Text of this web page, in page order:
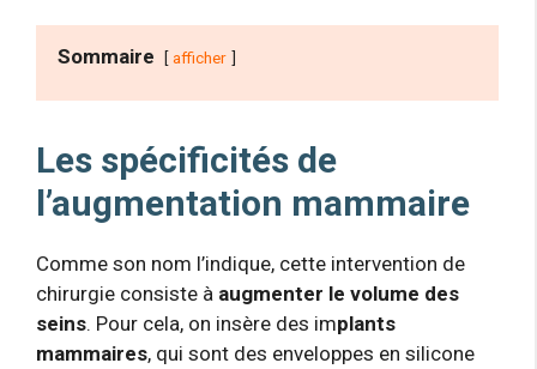
Sommaire afficher
Les spécificités de
l’augmentation mammaire
Comme son nom l’indique, cette intervention de
chirurgie consiste à augmenter le volume des
seins. Pour cela, on insère des implants
mammaires, qui sont des enveloppes en silicone